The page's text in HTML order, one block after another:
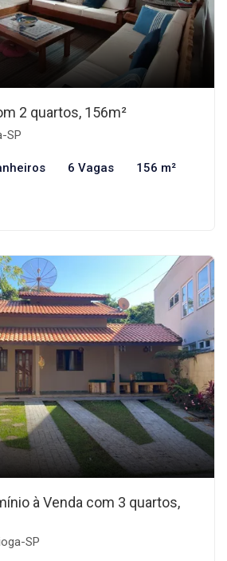
2 quartos, 156m²
SP
6 Vagas 156 m²
à Venda com 3 quartos,
SP